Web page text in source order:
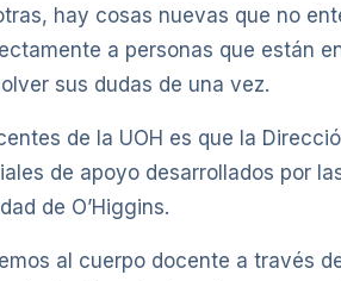
hay cosas nuevas que no
a personas que están
sus dudas de una vez.
de la UOH es que la
de apoyo desarrollados por
de O’Higgins.
al cuerpo docente a través